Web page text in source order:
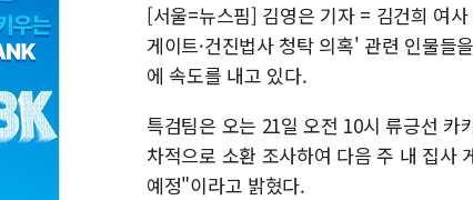
[서울=뉴스핌] 김영은 기자 = 김건희 여
게이트·건진법사 청탁 의혹' 관련 인물들
에 속도를 내고 있다.
특검팀은 오는 21일 오전 10시 류긍선
차적으로 소환 조사하여 다음 주 내 집사
예정"이라고 밝혔다.